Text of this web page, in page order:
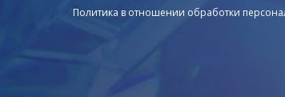
Политика в отношении обработки